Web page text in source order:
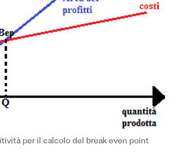
per il calcolo del break even point